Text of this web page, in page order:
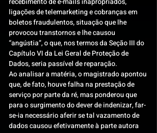
ligações de telemarketing e cobranças em
boletos fraudulentos, situação que lhe
provocou transtornos e lhe causou
“angústia”, o que, nos termos da Seção III do
Capítulo VI da Lei Geral de Proteção de
Dados, seria passível de reparação.
Ao analisar a matéria, o magistrado apontou
que, de fato, houve falha na prestação de
serviço por parte da ré, mas ponderou que
para o surgimento do dever de indenizar, far-
se-ia necessário aferir se tal vazamento de
dados causou efetivamente à parte autora